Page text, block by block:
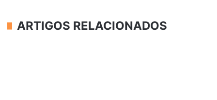
ARTIGOS RELACIONADOS